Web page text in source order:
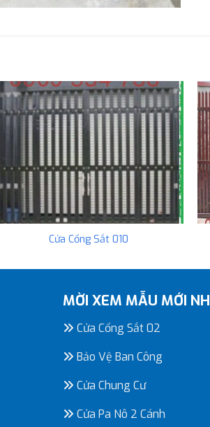
Cửa Cổng Sắt 010
MỜI XEM MẪU MỚI
Cửa Cổng Sắt 02
Bảo Vệ Ban Công
Cửa Chung Cư
Cửa Pa Nô 2 Cánh